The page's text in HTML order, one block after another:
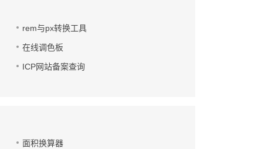
rem与px转换工具
在线调色板
ICP网站备案查询
面积换算器